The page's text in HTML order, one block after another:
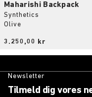
Maharishi Backpack
Synthetics
Olive
Price:
3.250,00 kr
Newsletter
Tilmeld dig vores